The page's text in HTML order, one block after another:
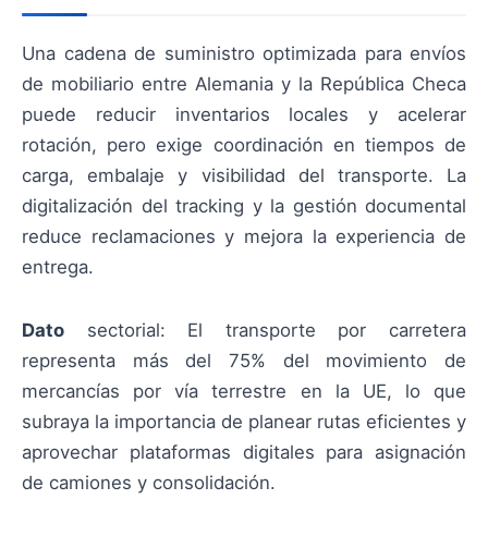
Una cadena de suministro optimizada para envíos
de mobiliario entre Alemania y la República Checa
puede reducir inventarios locales y acelerar
rotación, pero exige coordinación en tiempos de
carga, embalaje y visibilidad del transporte. La
digitalización del tracking y la gestión documental
reduce reclamaciones y mejora la experiencia de
entrega.
Dato sectorial: El transporte por carretera
representa más del 75% del movimiento de
mercancías por vía terrestre en la UE, lo que
subraya la importancia de planear rutas eficientes y
aprovechar plataformas digitales para asignación
de camiones y consolidación.